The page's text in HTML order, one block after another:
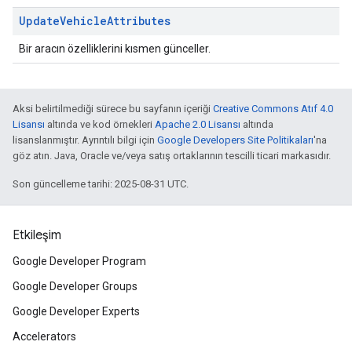
UpdateVehicleAttributes
Bir aracın özelliklerini kısmen günceller.
Aksi belirtilmediği sürece bu sayfanın içeriği Creative Commons Atıf 4.0
Lisansı altında ve kod örnekleri Apache 2.0 Lisansı altında
lisanslanmıştır. Ayrıntılı bilgi için Google Developers Site Politikaları'na
göz atın. Java, Oracle ve/veya satış ortaklarının tescilli ticari markasıdır.
Son güncelleme tarihi: 2025-08-31 UTC.
Etkileşim
Google Developer Program
Google Developer Groups
Google Developer Experts
Accelerators